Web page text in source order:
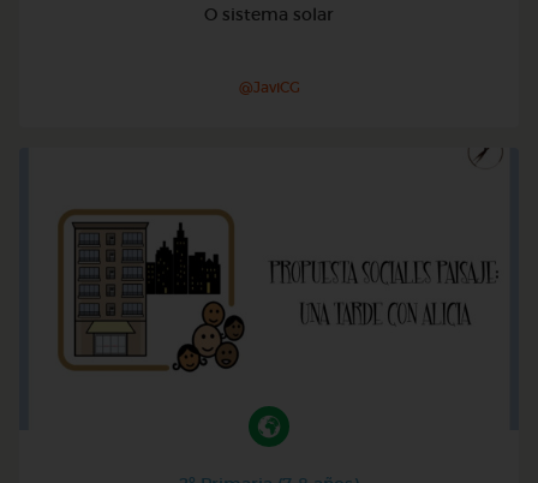
O sistema solar
@JaviCG